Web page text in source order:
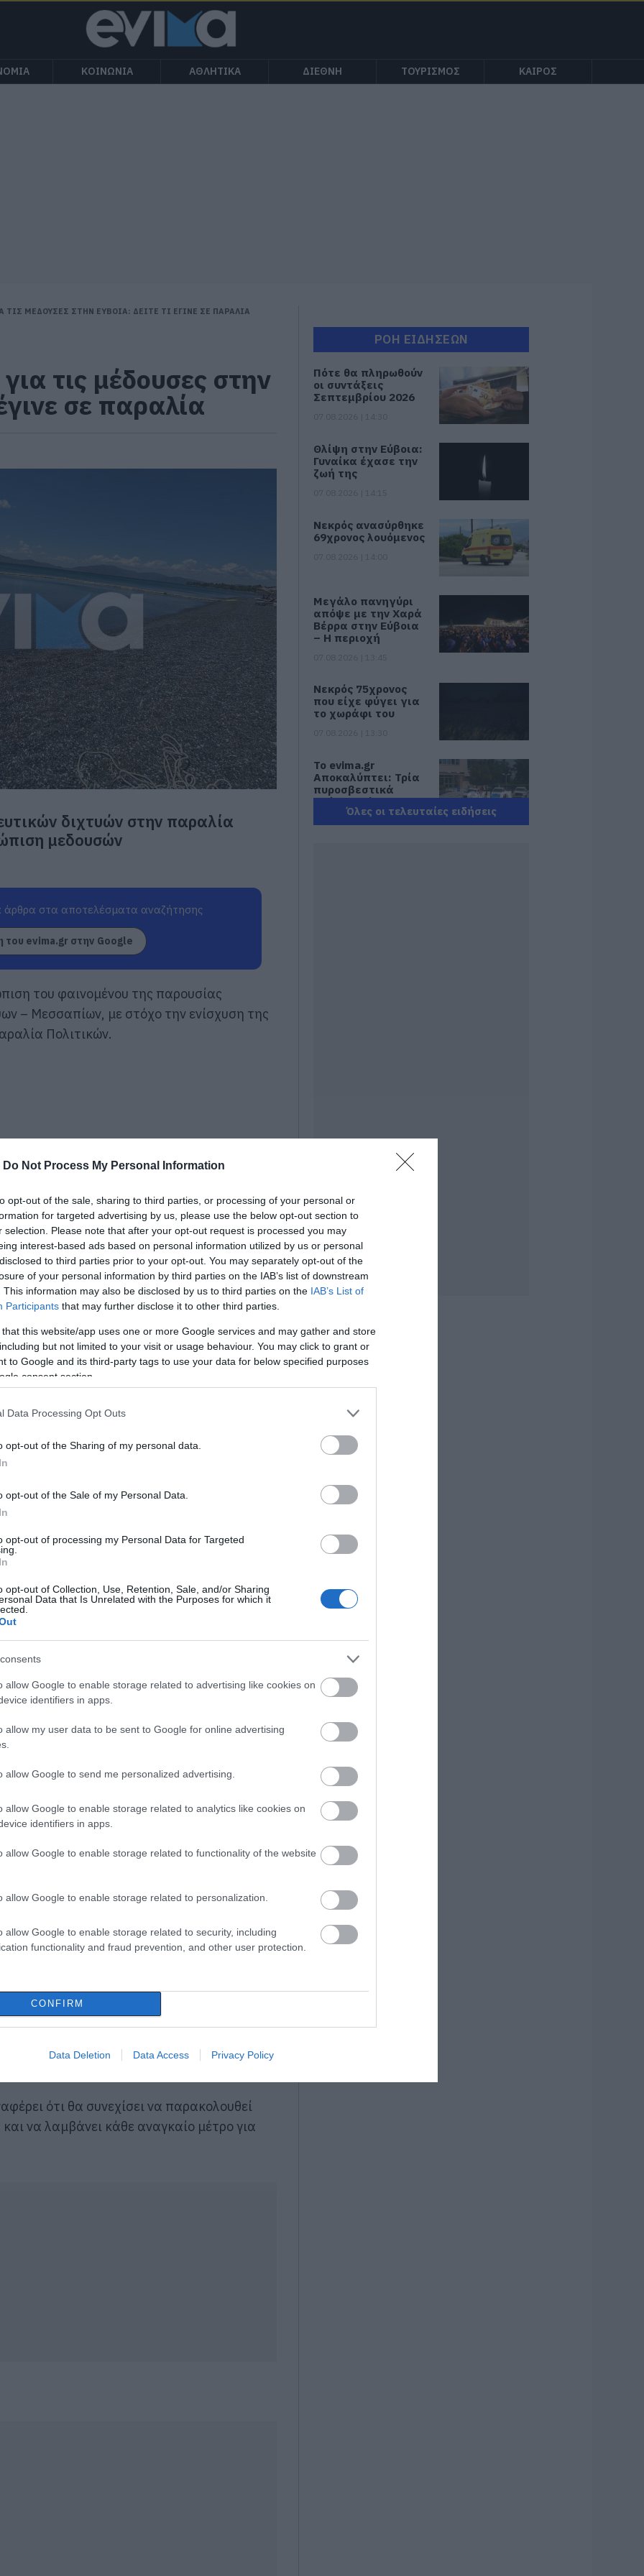
Do Not Process My Personal Information
opt-out of the sale, sharing to third parties, or processing of your personal or
for targeted advertising by us, please use the below opt-out section to
selection. Please note that after your opt-out request is processed you may
interest-based ads based on personal information utilized by us or personal
to third parties prior to your opt-out. You may separately opt-out of the
of your personal information by third parties on the IAB’s list of downstream
This information may also be disclosed by us to third parties on the IAB’s List of
Participants that may further disclose it to other third parties.
that this website/app uses one or more Google services and may gather and store
but not limited to your visit or usage behaviour. You may click to grant or
to Google and its third-party tags to use your data for below specified purposes
consent section.
Data Processing Opt Outs
opt-out of the Sharing of my personal data.
opt-out of the Sale of my Personal Data.
opt-out of processing my Personal Data for Targeted
opt-out of Collection, Use, Retention, Sale, and/or Sharing
Data that Is Unrelated with the Purposes for which it
allow Google to enable storage related to advertising like cookies on
identifiers in apps.
allow my user data to be sent to Google for online advertising
allow Google to send me personalized advertising.
allow Google to enable storage related to analytics like cookies on
identifiers in apps.
allow Google to enable storage related to functionality of the website
allow Google to enable storage related to personalization.
allow Google to enable storage related to security, including
functionality and fraud prevention, and other user protection.
CONFIRM
Data Deletion Data Access Privacy Policy
ΚΟΙΝΩΝΙΑ ΑΘΛΗΤΙΚΑ ΔΙΕΘΝΗ ΤΟΥΡΙΣΜΟΣ ΚΑΙΡΟΣ
ΤΙΣ ΜΕΔΟΥΣΕΣ ΣΤΗΝ ΕΥΒΟΙΑ: ΔΕΙΤΕ ΤΙ ΕΓΙΝΕ ΣΕ ΠΑΡΑΛΙΑ
τις μέδουσες στην
σε παραλία
διχτυών στην παραλία
μεδουσών
στα αποτελέσματα αναζήτησης
του evima.gr στην Google
του φαινομένου της παρουσίας
– Μεσσαπίων, με στόχο την ενίσχυση της
Πολιτικών.
τέσσερα νέα προστατευτικά δίχτυα
παρεμβάσεων του Δήμου.
δίχτυ
στην ερχόμενη εβδομάδα αναμένεται
δίχτυ στην ίδια παραλία,
παρέμβαση αυτή εντάσσεται σε ένα
αξιοποιώντας όλα τα διαθέσιμα
των προστατευτικών διχτυών δεν
μεδουσών, ωστόσο συμβάλλει
τους και στην ασφαλέστερη χρήση της
πολίτες, επισκέπτες και
κατανόηση και συνεργασία μέχρι
τόσο την προστασία της δημόσιας
τουριστικής και επιχειρηματικής
ότι θα συνεχίσει να παρακολουθεί
να λαμβάνει κάθε αναγκαίο μέτρο για
ΡΟΗ ΕΙΔΗΣΕΩΝ
Πότε θα πληρωθούν
οι συντάξεις
Σεπτεμβρίου 2026
Θλίψη στην Εύβοια:
Γυναίκα έχασε την
ζωή της
Νεκρός ανασύρθηκε
69χρονος λουόμενος
Μεγάλο πανηγύρι
απόψε με την Χαρά
Βέρρα στην Εύβοια
– Η περιοχή
Νεκρός 75χρονος
που είχε φύγει για
το χωράφι του
Το evima.gr
Αποκαλύπτει: Τρία
πυροσβεστικά
οχήματα έφτασαν
στην Εύβοια! Που θα
δοθούν
δήμου στην Εύβοια
Αυτές είναι οι
επικίνδυνες
εβδομάδες του
ελληνικού
καλοκαιριού για
φωτιές
07.08.2026 | 12:00
Χαλκίδας
07.08.2026 | 11:45
τουριστών – Δείτε
βίντεο
07.08.2026 | 11:30
Εύβοια: Στιγμές
αγωνίας για
ιστιοφόρο με ξένους
07.08.2026 | 11:15
παραλία Αυλίδας
Όλες οι τελευταίες ειδήσεις